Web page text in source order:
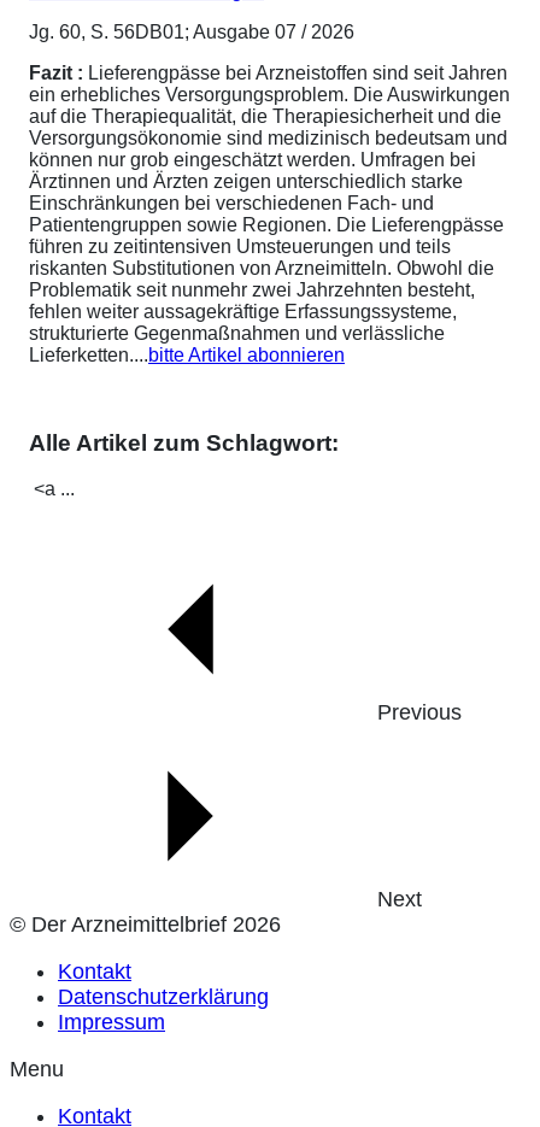
Jg. 60, S. 56DB01; Ausgabe 07 / 2026
Fazit : Lieferengpässe bei Arzneistoffen sind seit Jahren
ein erhebliches Versorgungsproblem. Die Auswirkungen
auf die Therapiequalität, die Therapiesicherheit und die
Versorgungsökonomie sind medizinisch bedeutsam und
können nur grob eingeschätzt werden. Umfragen bei
Ärztinnen und Ärzten zeigen unterschiedlich starke
Einschränkungen bei verschiedenen Fach- und
Patientengruppen sowie Regionen. Die Lieferengpässe
führen zu zeitintensiven Umsteuerungen und teils
riskanten Substitutionen von Arzneimitteln. Obwohl die
Problematik seit nunmehr zwei Jahrzehnten besteht,
fehlen weiter aussagekräftige Erfassungssysteme,
strukturierte Gegenmaßnahmen und verlässliche
Lieferketten....bitte Artikel abonnieren
Alle Artikel zum Schlagwort:
<a ...
Previous
Next
© Der Arzneimittelbrief 2026
Kontakt
Datenschutzerklärung
Impressum
Menu
Kontakt